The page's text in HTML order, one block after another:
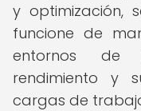
y optimización,
funcione de
entornos de
rendimiento y
cargas de